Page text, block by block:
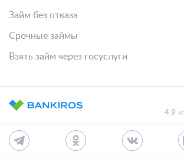
Займ без отказа
Срочные займы
Взять займ через госуслуги
4.9